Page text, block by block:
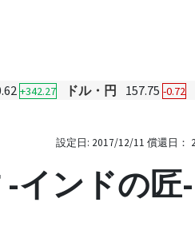
+342.27 ドル・円 157.75 -0.72
設定日: 2017/12/11 償還日：
インドの匠-